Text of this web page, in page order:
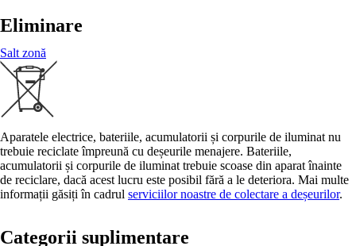
Eliminare
Salt zonă
Aparatele electrice, bateriile, acumulatorii și corpurile de iluminat nu
trebuie reciclate împreună cu deșeurile menajere. Bateriile,
acumulatorii și corpurile de iluminat trebuie scoase din aparat înainte
de reciclare, dacă acest lucru este posibil fără a le deteriora. Mai multe
informații găsiți în cadrul serviciilor noastre de colectare a deșeurilor.
Categorii suplimentare